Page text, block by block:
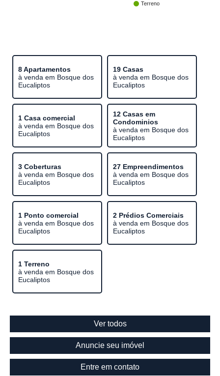
Terreno
8 Apartamentos
à venda em Bosque dos
Eucaliptos
19 Casas
à venda em Bosque dos
Eucaliptos
1 Casa comercial
à venda em Bosque dos
Eucaliptos
12 Casas em
Condominios
à venda em Bosque dos
Eucaliptos
3 Coberturas
à venda em Bosque dos
Eucaliptos
27 Empreendimentos
à venda em Bosque dos
Eucaliptos
1 Ponto comercial
à venda em Bosque dos
Eucaliptos
2 Prédios Comerciais
à venda em Bosque dos
Eucaliptos
1 Terreno
à venda em Bosque dos
Eucaliptos
Ver todos
Anuncie seu imóvel
Entre em contato